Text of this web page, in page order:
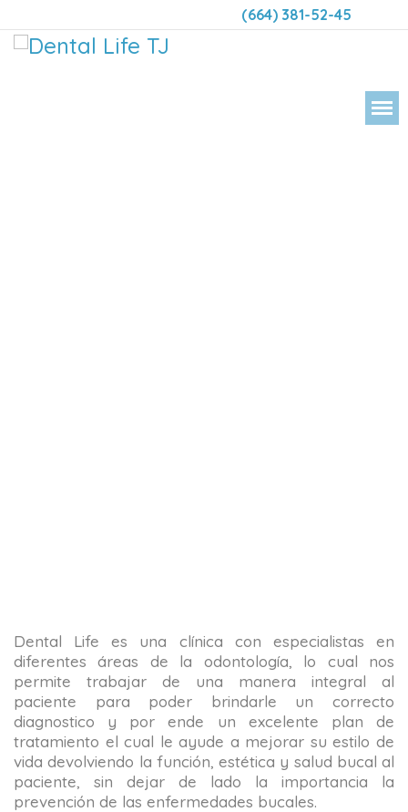
(664) 381-52-45
Dental Life es una clínica con especialistas en
diferentes áreas de la odontología, lo cual nos
permite trabajar de una manera integral al
paciente para poder brindarle un correcto
diagnostico y por ende un excelente plan de
tratamiento el cual le ayude a mejorar su estilo de
vida devolviendo la función, estética y salud bucal al
paciente, sin dejar de lado la importancia la
prevención de las enfermedades bucales.